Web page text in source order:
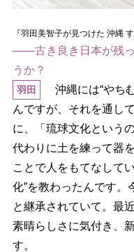
『羽田美智子が見つけた 沖縄
――古き良き日本が残っ
うか？
羽田
沖縄には“やち
んですが、それを通し
に、「琉球文化という
代わりに土を練って器
ことで人をもてなして
化”を教わったんです。
と継承されていて。最
素晴らしさに気付き、
す。